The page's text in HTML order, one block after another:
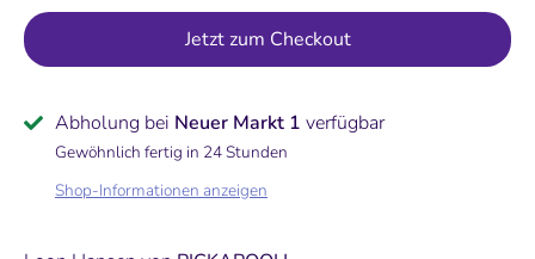
Jetzt zum Checkout
Abholung bei Neuer Markt 1 verfügbar
Gewöhnlich fertig in 24 Stunden
Shop-Informationen anzeigen